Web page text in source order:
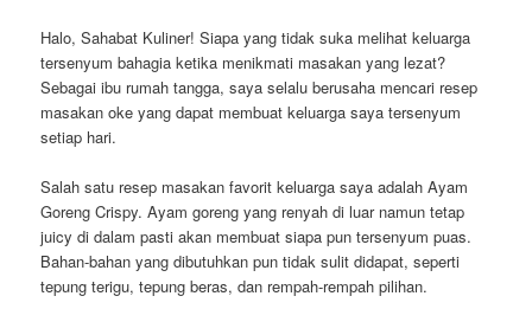
Halo, Sahabat Kuliner! Siapa yang tidak suka melihat keluarga
tersenyum bahagia ketika menikmati masakan yang lezat?
Sebagai ibu rumah tangga, saya selalu berusaha mencari resep
masakan oke yang dapat membuat keluarga saya tersenyum
setiap hari.
Salah satu resep masakan favorit keluarga saya adalah Ayam
Goreng Crispy. Ayam goreng yang renyah di luar namun tetap
juicy di dalam pasti akan membuat siapa pun tersenyum puas.
Bahan-bahan yang dibutuhkan pun tidak sulit didapat, seperti
tepung terigu, tepung beras, dan rempah-rempah pilihan.